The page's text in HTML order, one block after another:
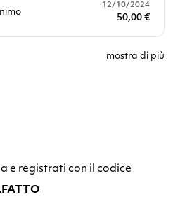
12/10/2024
50,00 €
mostra di più
e registrati con il codice